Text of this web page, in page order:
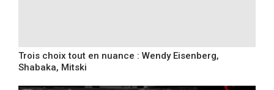
Trois choix tout en nuance : Wendy Eisenberg,
Shabaka, Mitski